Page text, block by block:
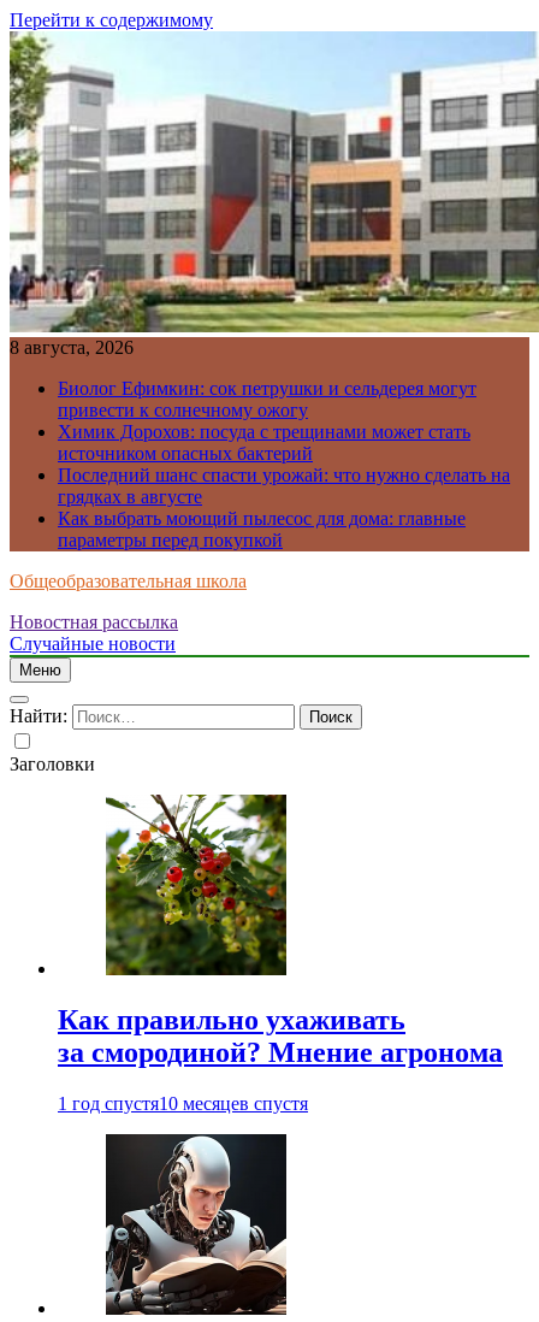
Перейти к содержимому
8 августа, 2026
Биолог Ефимкин: сок петрушки и сельдерея могут
привести к солнечному ожогу
Химик Дорохов: посуда с трещинами может стать
источником опасных бактерий
Последний шанс спасти урожай: что нужно сделать на
грядках в августе
Как выбрать моющий пылесос для дома: главные
параметры перед покупкой
Общеобразовательная школа
Новостная рассылка
Случайные новости
Меню
Найти:
Заголовки
Как правильно ухаживать
за смородиной? Мнение агронома
1 год спустя10 месяцев спустя